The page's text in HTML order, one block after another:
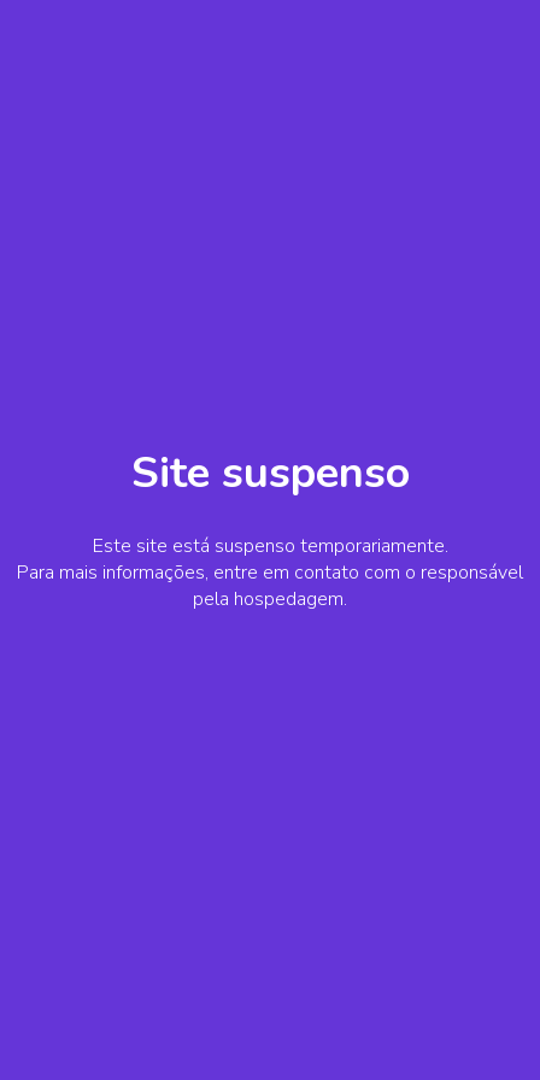
Site suspenso
Este site está suspenso temporariamente.
Para mais informações, entre em contato com o responsável
pela hospedagem.